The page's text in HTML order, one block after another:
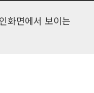
화면에서 보이는